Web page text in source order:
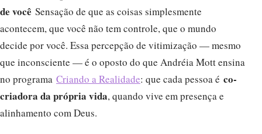
de você Sensação de que as coisas simplesmente
acontecem, que você não tem controle, que o mundo
decide por você. Essa percepção de vitimização — mesmo
que inconsciente — é o oposto do que Andréia Mott ensina
no programa Criando a Realidade: que cada pessoa é co-
criadora da própria vida, quando vive em presença e
alinhamento com Deus.